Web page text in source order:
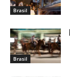
Brasil
Brasil